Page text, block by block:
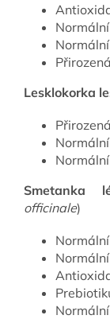
Lesklokorka
Smetanka
officinale)